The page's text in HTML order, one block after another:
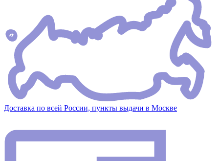
Доставка по всей России, пункты выдачи в Москве